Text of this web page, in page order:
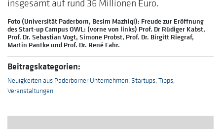
insgesamt auf rund 36 Millionen Euro.
Foto (Universität Paderborn, Besim Mazhiqi): Freude zur Eröffnung
des Start-up Campus OWL: (vorne von links) Prof. Dr Rüdiger Kabst,
Prof. Dr. Sebastian Vogt, Simone Probst, Prof. Dr. Birgitt Riegraf,
Martin Pantke und Prof. Dr. René Fahr.
Beitragskategorien:
Neuigkeiten aus Paderborner Unternehmen, Startups,Tipps,
Veranstaltungen